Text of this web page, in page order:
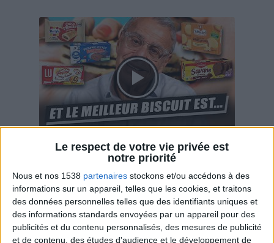
Le respect de votre vie privée est
notre priorité
Nous et nos 1538 partenaires stockons et/ou accédons à des
informations sur un appareil, telles que les cookies, et traitons
des données personnelles telles que des identifiants uniques et
des informations standards envoyées par un appareil pour des
publicités et du contenu personnalisés, des mesures de publicité
et de contenu, des études d'audience et le développement de
Savane, LU, Pepito, Harrys... Que valent vraiment
ces gâteaux ?
Webinaires en direct Voir tout